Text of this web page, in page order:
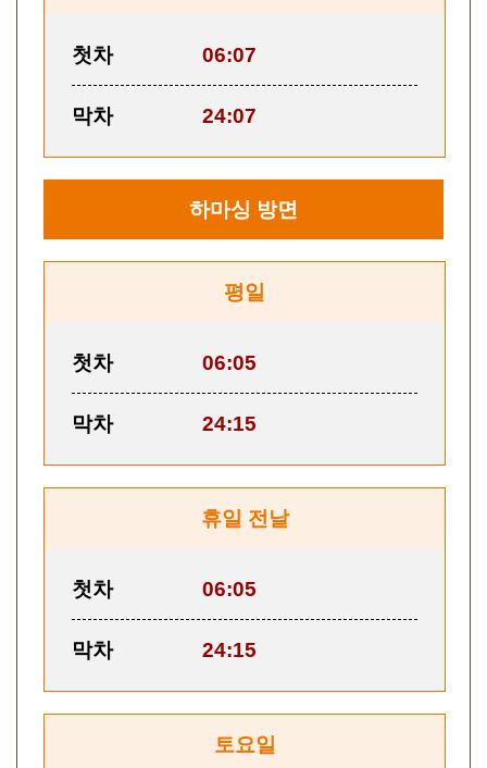
첫차 06:07
막차 24:07
하마싱 방면
평일
첫차 06:05
막차 24:15
휴일 전날
첫차 06:05
막차 24:15
토요일